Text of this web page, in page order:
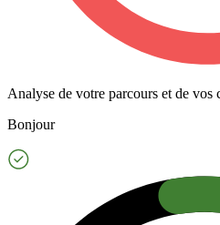
Analyse de votre parcours et de vos
Bonjour